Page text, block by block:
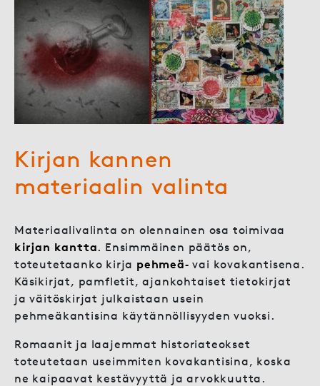
Kirjan kannen
materiaalin valinta
Materiaalivalinta on olennainen osa toimivaa
kirjan kantta. Ensimmäinen päätös on,
toteutetaanko kirja pehmeä‑ vai kovakantisena.
Käsikirjat, pamfletit, ajankohtaiset tietokirjat
ja väitöskirjat julkaistaan usein
pehmeäkantisina käytännöllisyyden vuoksi.
Romaanit ja laajemmat historiateokset
toteutetaan useimmiten kovakantisina, koska
ne kaipaavat kestävyyttä ja arvokkuutta.